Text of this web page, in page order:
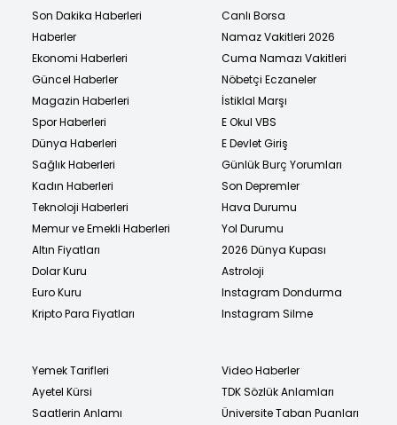
Son Dakika Haberleri
Haberler
Ekonomi Haberleri
Güncel Haberler
Magazin Haberleri
Spor Haberleri
Dünya Haberleri
Sağlık Haberleri
Kadın Haberleri
Teknoloji Haberleri
Memur ve Emekli Haberleri
Altın Fiyatları
Dolar Kuru
Euro Kuru
Kripto Para Fiyatları
Canlı Borsa
Namaz Vakitleri 2026
Cuma Namazı Vakitleri
Nöbetçi Eczaneler
İstiklal Marşı
E Okul VBS
E Devlet Giriş
Günlük Burç Yorumları
Son Depremler
Hava Durumu
Yol Durumu
2026 Dünya Kupası
Astroloji
Instagram Dondurma
Instagram Silme
Yemek Tarifleri
Ayetel Kürsi
Saatlerin Anlamı
Video Haberler
TDK Sözlük Anlamları
Üniversite Taban Puanları